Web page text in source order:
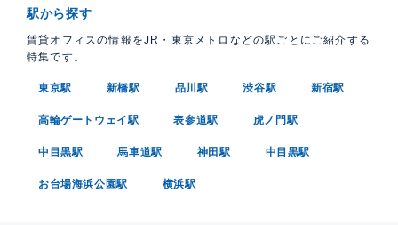
駅から探す
賃貸オフィスの情報をJR・東京メトロなどの駅ごとにご紹介する
特集です。
東京駅 新橋駅 品川駅 渋谷駅 新宿駅
高輪ゲートウェイ駅 表参道駅 虎ノ門駅
中目黒駅 馬車道駅 神田駅 中目黒駅
お台場海浜公園駅 横浜駅